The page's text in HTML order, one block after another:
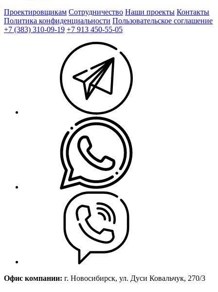
Проектировщикам Сотрудничество Наши проекты Контакты
Политика конфиденциальности Пользовательское соглашение
+7 (383) 310-09-19 +7 913 450-55-05
Офис компании: г. Новосибирск, ул. Дуси Ковальчук, 270/3